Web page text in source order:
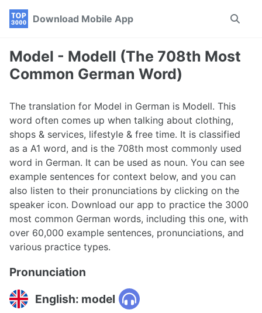
Skip
navigation
Skip
Skip
Download Mobile App
Toggle
Model - Modell (The 708th Most
Common German Word)
The translation for Model in German is Modell. This
word often comes up when talking about clothing,
shops & services, lifestyle & free time. It is classified
as a A1 word, and is the 708th most commonly used
word in German. It can be used as noun. You can see
example sentences for context below, and you can
also listen to their pronunciations by clicking on the
speaker icon. Download our app to practice the 3000
most common German words, including this one, with
over 60,000 example sentences, pronunciations, and
various practice types.
Pronunciation
English: model